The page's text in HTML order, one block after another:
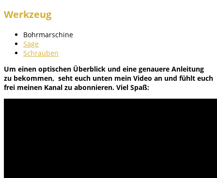
Werkzeug
Bohrmarschine
Säge
Schrauben
Um einen optischen Überblick und eine genauere Anleitung
zu bekommen, seht euch unten mein Video an und fühlt euch
frei meinen Kanal zu abonnieren. Viel Spaß: